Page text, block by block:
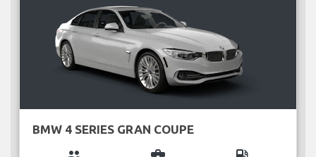
BMW 4 SERIES GRAN COUPE